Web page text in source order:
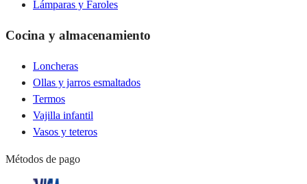
Lámparas y Faroles
Cocina y almacenamiento
Loncheras
Ollas y jarros esmaltados
Termos
Vajilla infantil
Vasos y teteros
Métodos de pago